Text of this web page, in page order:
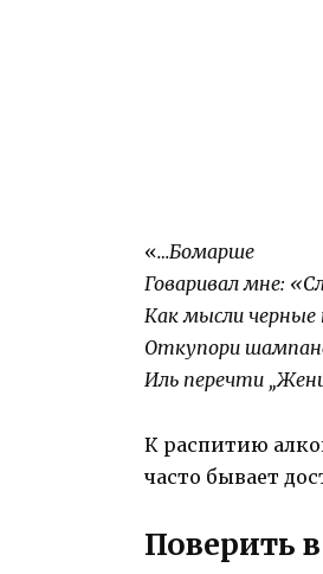
«…Бомарше
Говаривал мне:
Как мысли черные
Откупори
Иль перечти
К распитию
часто бывает
Поверить